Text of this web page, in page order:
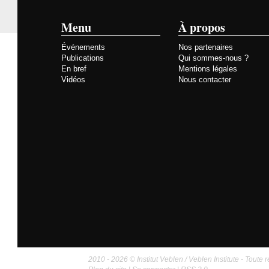
Menu
Événements
Publications
En bref
Vidéos
À propos
Nos partenaires
Qui sommes-nous ?
Mentions légales
Nous contacter
2010 - 2026 © Institut Veblen / Veblen Institute -